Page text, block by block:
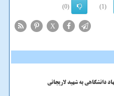
(1)
(0)
X
دانشگاهی به شهید لاریجانی